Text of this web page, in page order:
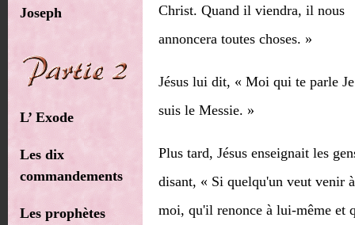
Joseph
L’ Exode
Les dix
commandements
Les prophètes
Christ. Quand il viendra, il nous
annoncera toutes choses. »
Jésus lui dit, « Moi qui te parle Je
suis le Messie. »
Plus tard, Jésus enseignait les
disant, « Si quelqu'un veut venir à
moi, qu'il renonce à lui-même et